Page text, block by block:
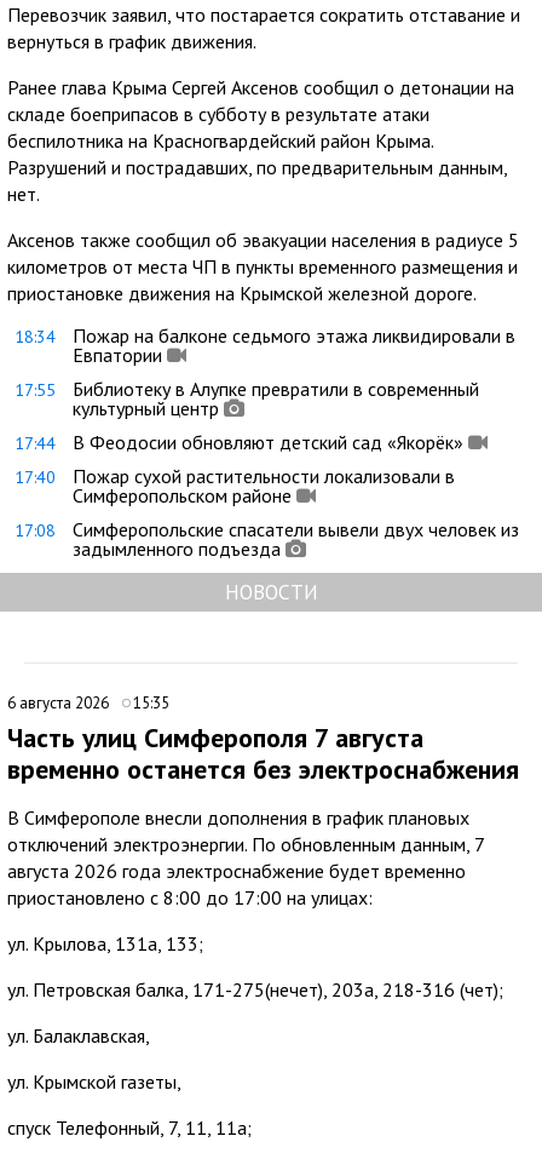
Перевозчик заявил, что постарается сократить отставание и
вернуться в график движения.
Ранее глава Крыма Сергей Аксенов сообщил о детонации на
складе боеприпасов в субботу в результате атаки
беспилотника на Красногвардейский район Крыма.
Разрушений и пострадавших, по предварительным данным,
нет.
Аксенов также сообщил об эвакуации населения в радиусе 5
километров от места ЧП в пункты временного размещения и
приостановке движения на Крымской железной дороге.
18:34
Пожар на балконе седьмого этажа ликвидировали в
Евпатории
17:55
Библиотеку в Алупке превратили в современный
культурный центр
17:44 В Феодосии обновляют детский сад «Якорёк»
17:40
Пожар сухой растительности локализовали в
Симферопольском районе
17:08
Симферопольские спасатели вывели двух человек из
задымленного подъезда
НОВОСТИ
6 августа 2026 15:35
Часть улиц Симферополя 7 августа
временно останется без электроснабжения
В Симферополе внесли дополнения в график плановых
отключений электроэнергии. По обновленным данным, 7
августа 2026 года электроснабжение будет временно
приостановлено с 8:00 до 17:00 на улицах:
ул. Крылова, 131а, 133;
ул. Петровская балка, 171-275(нечет), 203а, 218-316 (чет);
ул. Балаклавская,
ул. Крымской газеты,
спуск Телефонный, 7, 11, 11а;